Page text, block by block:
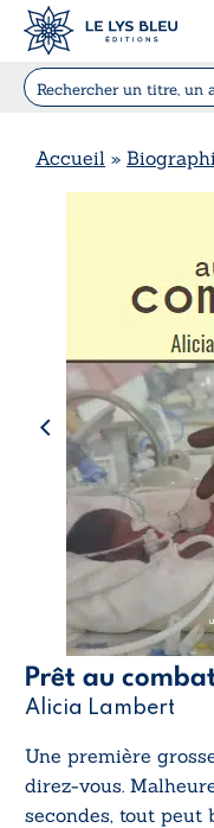
Accueil »
Prêt au
Alicia Lambert
Une première
direz-vous.
secondes, tout peut